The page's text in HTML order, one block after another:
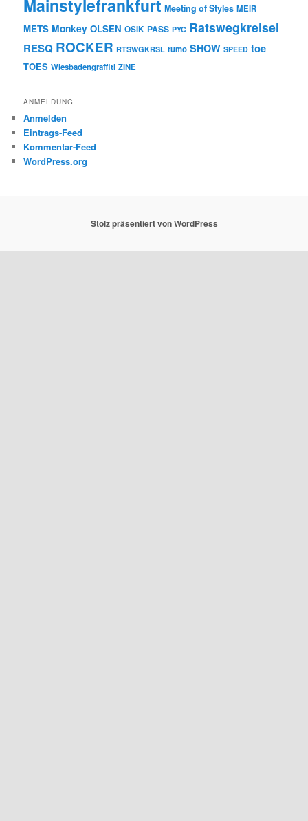
Mainstylefrankfurt Meeting of Styles MEIR
METS Monkey OLSEN OSIK PASS PYC Ratswegkreisel
RESQ ROCKER RTSWGKRSL rumo SHOW SPEED toe
TOES Wiesbadengraffiti ZINE
ANMELDUNG
Anmelden
Eintrags-Feed
Kommentar-Feed
WordPress.org
Stolz präsentiert von WordPress